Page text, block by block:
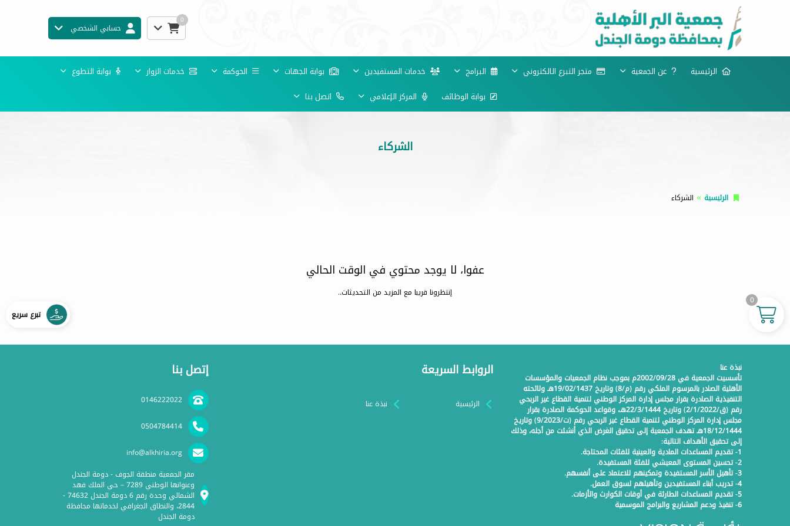
0
حسابي الشخصي
الرئيسية عن الجمعية متجر التبرع الالكتروني البرامج خدمات المستفيدين بوابة الجهات الحوكمة خدمات الزوار
بوابة التطوع
بوابة الوظائف
المركز الإعلامي اتصل بنا
الشركاء
الرئيسية الشركاء
عفوا، لا يوجد محتوي في الوقت الحالي
إنتظرونا قريبا مع المزيد من التحديثات..
نبذة عنا
تأسسيت الجمعية في 2002/09/28م بموجب نظام الجمعيات والمؤسسات
الأهلية الصادر بالمرسوم الملكي رقم (م/8) وتاريخ 19/02/1437هـ ولائحته
التنفيذية الصادرة بقرار مجلس إدارة المركز الوطني لتنمية القطاع غير الربحي
رقم (ق/2/1/2022) وتاريخ 22/3/1444هـ، وقواعد الحوكمة الصادرة بقرار
مجلس إدارة المركز الوطني لتنمية القطاع غير الربحي رقم (ت/9/2023) وتاريخ
18/12/1444هـ تهدف الجمعية إلى تحقيق الغرض الذي أنشئت من أجله، وذلك
إلى تحقيق الأهداف التالية:
1- تقديم المساعدات المادية والعينية للفئات المحتاجة.
2- تحسين المستوى المعيشي للفئة المستفيدة.
3- تأهيل الأسر المستفيدة وتمكينهم للاعتماد على أنفسهم.
4- تدريب أبناء المستفيدين وتأهيلهم لسوق العمل.
5- تقديم المساعدات الطارئة في أوقات الكوارث والأزمات.
6- تنفيذ ودعم المشاريع والبرامج الموسمية
الروابط السريعة
الرئيسية نبذة عنا
إتصل بنا
0146222022
0504784414
info@alkhiria.org
مقر الجمعية منطقة الجوف - دومة الجندل
وعنوانها الوطني 7289 – حي الملك فهد
الشمالي وحدة رقم 6 دومة الجندل 74632 -
2844، والنطاق الجغرافي لخدماتها محافظة
دومة الجندل
تبرع سريع
0